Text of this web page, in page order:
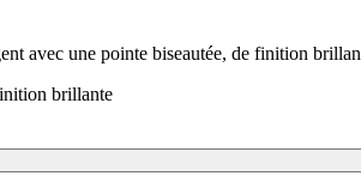
avec une pointe biseautée, de finition
brillante